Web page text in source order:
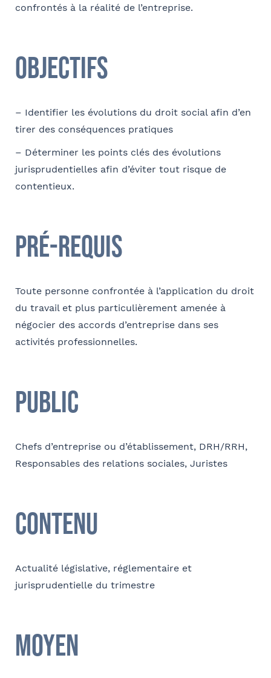
confrontés à la réalité de l’entreprise.
Objectifs
– Identifier les évolutions du droit social afin d’en
tirer des conséquences pratiques
– Déterminer les points clés des évolutions
jurisprudentielles afin d’éviter tout risque de
contentieux.
Pré-requis
Toute personne confrontée à l’application du droit
du travail et plus particulièrement amenée à
négocier des accords d’entreprise dans ses
activités professionnelles.
Public
Chefs d’entreprise ou d’établissement, DRH/RRH,
Responsables des relations sociales, Juristes
Contenu
Actualité législative, réglementaire et
jurisprudentielle du trimestre
Moyen
Adresse
Code postal
Téléphone
E-mail
concernant l’établissement de la convention
OPCO
Je parraine un participant
Tapez votre recherche et
Sélectionnez votre bureau
Se